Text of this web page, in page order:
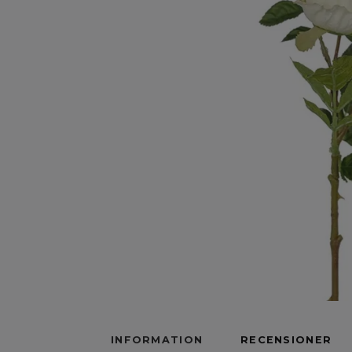
INFORMATION RECENSIONER